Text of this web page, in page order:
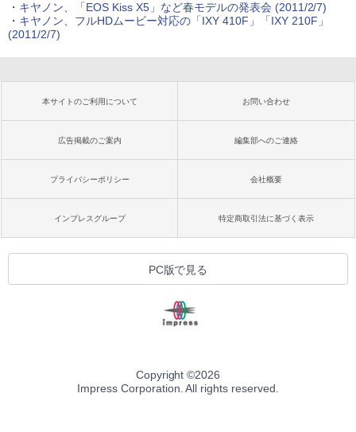
・ キヤノン、「EOS Kiss X5」など春モデルの発表会 (2011/2/7)
・ キヤノン、フルHDムービー対応の「IXY 410F」「IXY 210F」
(2011/2/7)
本サイトのご利用について お問い合わせ
広告掲載のご案内 編集部へのご連絡
プライバシーポリシー 会社概要
インプレスグループ 特定商取引法に基づく表示
PC版で見る
Copyright ©2026
Impress Corporation. All rights reserved.